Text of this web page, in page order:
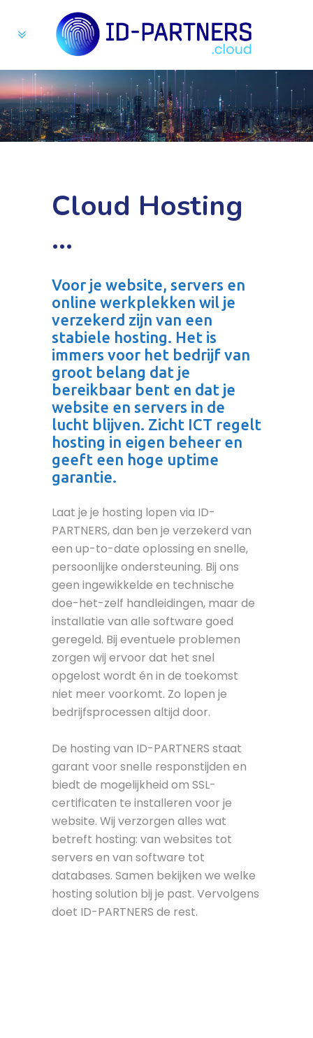
Cloud Hosting
…
Voor je website, servers en
online werkplekken wil je
verzekerd zijn van een
stabiele hosting. Het is
immers voor het bedrijf van
groot belang dat je
bereikbaar bent en dat je
website en servers in de
lucht blijven. Zicht ICT regelt
hosting in eigen beheer en
geeft een hoge uptime
garantie.
Laat je je hosting lopen via ID-
PARTNERS, dan ben je verzekerd van
een up-to-date oplossing en snelle,
persoonlijke ondersteuning. Bij ons
geen ingewikkelde en technische
doe-het-zelf handleidingen, maar de
installatie van alle software goed
geregeld. Bij eventuele problemen
zorgen wij ervoor dat het snel
opgelost wordt én in de toekomst
niet meer voorkomt. Zo lopen je
bedrijfsprocessen altijd door.
De hosting van ID-PARTNERS staat
garant voor snelle responstijden en
biedt de mogelijkheid om SSL-
certificaten te installeren voor je
website. Wij verzorgen alles wat
betreft hosting: van websites tot
servers en van software tot
databases. Samen bekijken we welke
hosting solution bij je past. Vervolgens
doet ID-PARTNERS de rest.